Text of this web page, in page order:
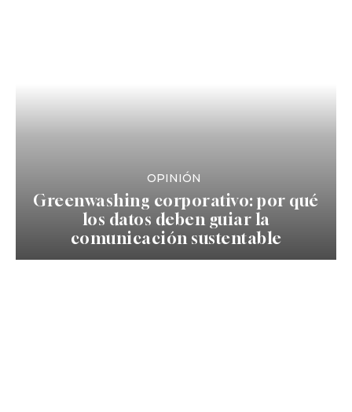
OPINIÓN
Greenwashing corporativo: por qué
los datos deben guiar la
comunicación sustentable